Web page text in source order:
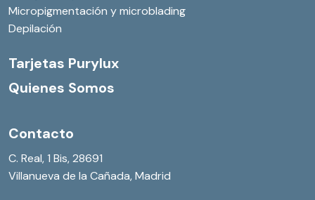
Micropigmentación y microblading
Depilación
Tarjetas Purylux
Quienes Somos
Contacto
C. Real, 1 Bis, 28691
Villanueva de la Cañada,Madrid